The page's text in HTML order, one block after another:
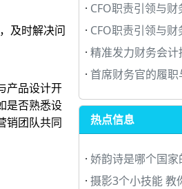
及时解决问
产品设计开
是否熟悉设
销团队共同
· CFO职责引领与
· CFO职责引领与
· 精准发力财务会计
· 首席财务官的履
热点信息
· 娇韵诗是哪个国家的
· 摄影3个小技能 教